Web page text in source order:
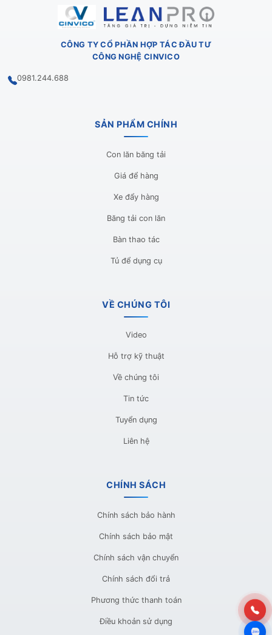
CÔNG TY CỔ PHẦN HỢP TÁC ĐẦU TƯ
CÔNG NGHỆ CINVICO
0981.244.688
SẢN PHẨM CHÍNH
Con lăn băng tải
Giá để hàng
Xe đẩy hàng
Băng tải con lăn
Bàn thao tác
Tủ để dụng cụ
VỀ CHÚNG TÔI
Video
Hỗ trợ kỹ thuật
Về chúng tôi
Tin tức
Tuyển dụng
Liên hệ
CHÍNH SÁCH
Chính sách bảo hành
Chính sách bảo mật
Chính sách vận chuyển
Chính sách đổi trả
Phương thức thanh toán
Điều khoản sử dụng